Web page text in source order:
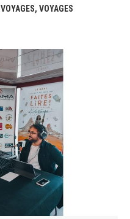
VOYAGES, VOYAGES